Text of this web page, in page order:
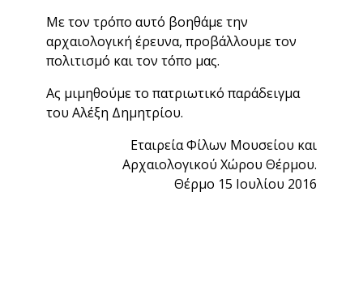
Με τον τρόπο αυτό βοηθάμε την
αρχαιολογική έρευνα, προβάλλουμε τον
πολιτισμό και τον τόπο μας.
Ας μιμηθούμε το πατριωτικό παράδειγμα
του Αλέξη Δημητρίου.
Εταιρεία Φίλων Μουσείου και
Αρχαιολογικού Χώρου Θέρμου.
Θέρμο 15 Ιουλίου 2016